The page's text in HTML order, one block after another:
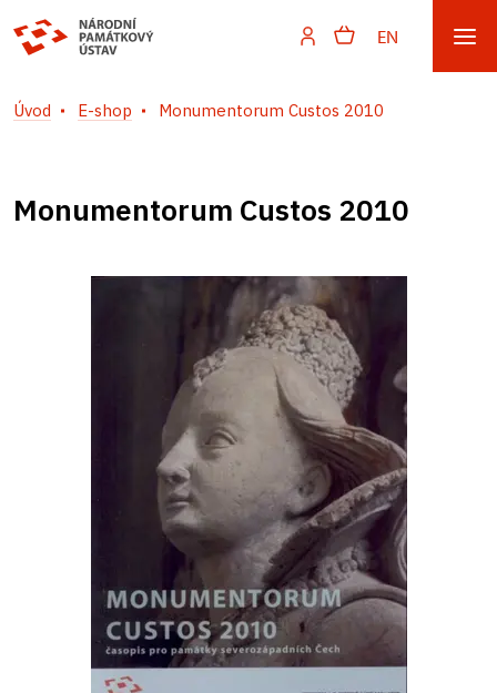
EN
Úvod E-shop Monumentorum Custos 2010
Monumentorum Custos 2010